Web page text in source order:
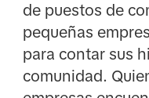
de puestos de
pequeñas
para contar sus
comunidad.